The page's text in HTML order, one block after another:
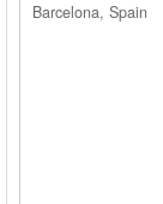
Barcelona, Spain